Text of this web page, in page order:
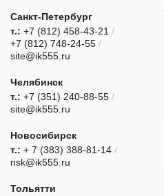
Санкт-Петербург
т.: +7 (812) 458-43-21 /
+7 (812) 748-24-55 /
site@ik555.ru
Челябинск
т.: +7 (351) 240-88-55 /
site@ik555.ru
Новосибирск
т.: + 7 (383) 388-81-14 /
nsk@ik555.ru
Тольятти